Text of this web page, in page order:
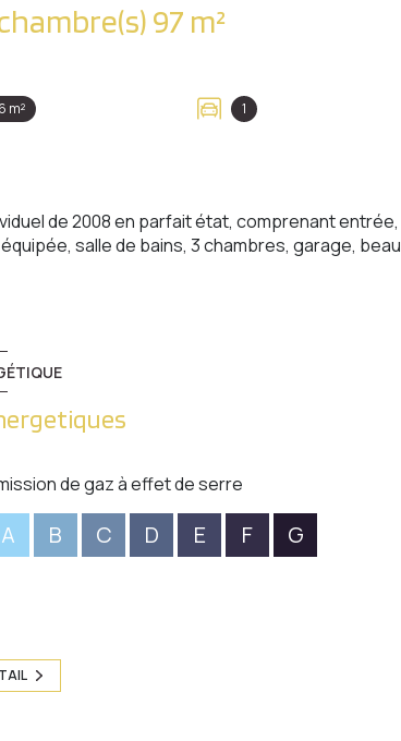
Maison 5 pièce(s) 3 chambre(s) 97 m²
m² 1
de 2008 en parfait état, comprenant entrée,
salle de bains, 3 chambres, garage, beau
de gaz à effet de serre
A B C D E F G